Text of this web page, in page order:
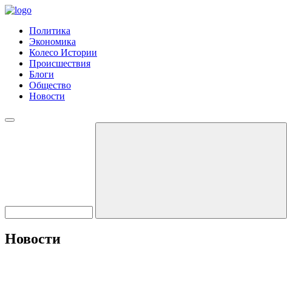
Политика
Экономика
Колесо Истории
Происшествия
Блоги
Общество
Новости
Новости